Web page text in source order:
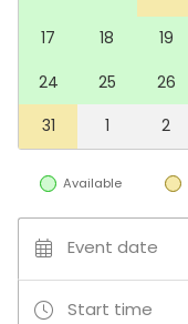
17
18 19
24
25 26
31
1 2
Available
Event date
Start time